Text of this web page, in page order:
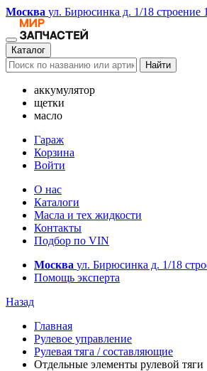
Москва ул. Бирюсинка д. 1/18 строение 1
Каталог
Найти
аккумулятор
щетки
масло
Гараж
Корзина
Войти
О нас
Каталоги
Масла и тех жидкости
Контакты
Подбор по VIN
Москва ул. Бирюсинка д. 1/18
Помощь эксперта
Назад
Главная
Рулевое управление
Рулевая тяга / составляющие
Отдельные элементы рулевой тяги